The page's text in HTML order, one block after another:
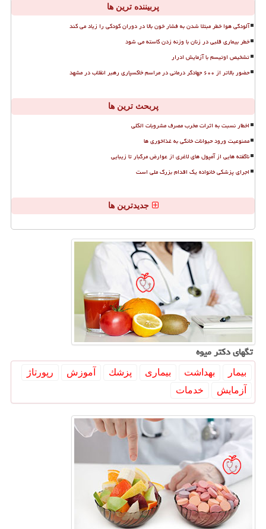
پربیننده ترین ها
آلودگی هوا خطر مبتلا شدن به فشار خون بالا در دوران کودکی را زیاد می کند
خطر بیماری قلبی در زنان با وزنه زدن کاسته می شود
تشخیص اوتیسم با آزمایش ادرار
حضور بالاتر از ۶۰۰ جهادگر درمانی در مراسم خاکسپاری رهبر انقلاب در مشهد
پربحث ترین ها
اخطار نسبت به اثرات مخرب مصرف مشروبات الکلی
ممنوعیت ورود حیوانات خانگی به غذاخوری ها
ناگفته هایی از آمپول های لاغری از عوارض مرگبار تا زیبایی
اجرای پزشکی خانواده یک اقدام بزرگ ملی است
جدیدترین ها
تگهای دكتر میوه
بیمار بهداشت بیماری پزشك آموزش
رپورتاژ
آزمایش
خدمات